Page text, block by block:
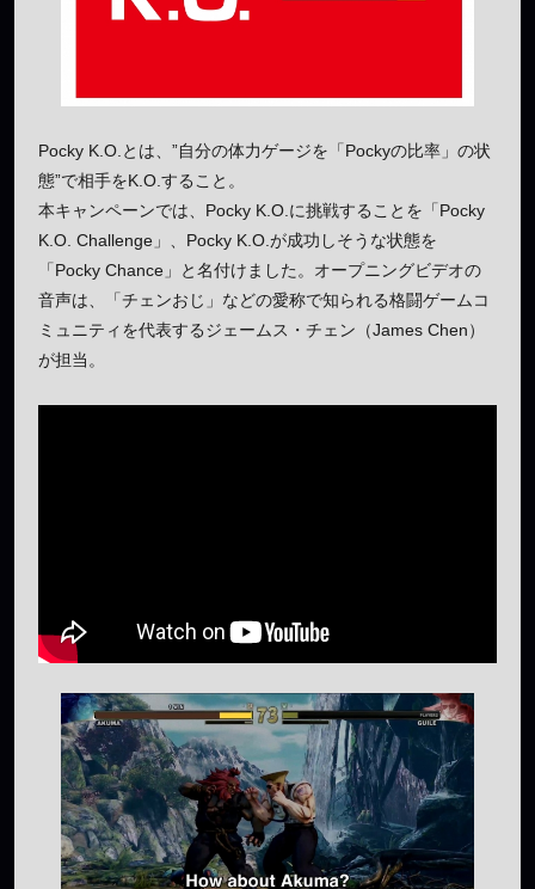
Pocky K.O.とは、”自分の体力ゲージを「Pockyの比率」の状
態”で相手をK.O.すること。
本キャンペーンでは、Pocky K.O.に挑戦することを「Pocky
K.O. Challenge」、Pocky K.O.が成功しそうな状態を
「Pocky Chance」と名付けました。オープニングビデオの
音声は、「チェンおじ」などの愛称で知られる格闘ゲームコ
ミュニティを代表するジェームス・チェン（James Chen）
が担当。